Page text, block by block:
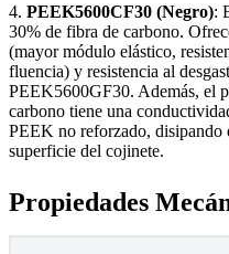
4. PEEK5600CF30 (Negro):
30% de fibra de carbono.
(mayor módulo elástico,
fluencia) y resistencia al
PEEK5600GF30. Además, el
carbono tiene una
PEEK no reforzado, disipando
superficie del cojinete.
Propiedades